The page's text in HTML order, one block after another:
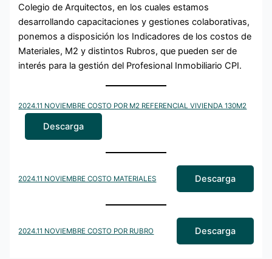
Colegio de Arquitectos, en los cuales estamos
desarrollando capacitaciones y gestiones colaborativas,
ponemos a disposición los Indicadores de los costos de
Materiales, M2 y distintos Rubros, que pueden ser de
interés para la gestión del Profesional Inmobiliario CPI.
2024.11 NOVIEMBRE COSTO POR M2 REFERENCIAL VIVIENDA 130M2
Descarga
2024.11 NOVIEMBRE COSTO MATERIALES Descarga
2024.11 NOVIEMBRE COSTO POR RUBRO Descarga